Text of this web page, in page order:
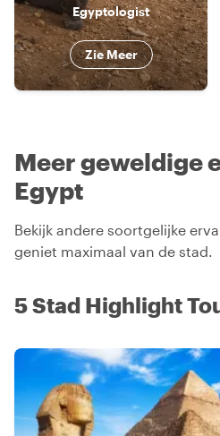
Egyptologist
Zie Meer
Meer geweldige
Egypt
Bekijk andere soortgelijke
geniet maximaal van de stad.
5 Stad Highlight